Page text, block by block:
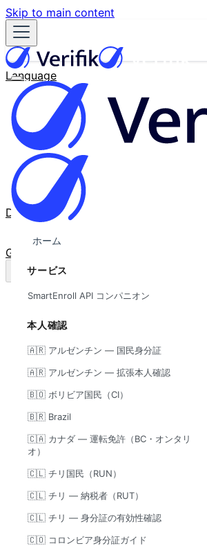
Skip to main content
Language
English
Español
Français
Português
한국어
日本語
中文
Docs
GitHub
ホーム
サービス
SmartEnroll API コンパニオン
本人確認
🇦🇷 アルゼンチン — 国民身分証
🇦🇷 アルゼンチン — 拡張本人確認
🇧🇴 ボリビア国民（CI）
🇧🇷 Brazil
🇨🇦 カナダ — 運転免許（BC・オンタリ
オ）
🇨🇱 チリ国民（RUN）
🇨🇱 チリ — 納税者（RUT）
🇨🇱 チリ — 身分証の有効性確認
🇨🇴 コロンビア身分証ガイド